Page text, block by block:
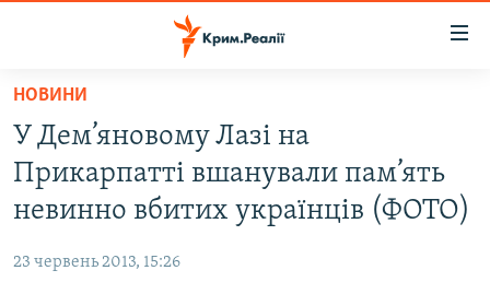
Перейти
основного
матеріалу
Перейти
до
основної
навігації
ВОДА.КРИМ
ВІДЕО ТА ФОТО
БЛОГИ
НОВИНИ
У Дем’яновому Лазі на
Прикарпатті вшанували пам’ять
невинно вбитих українців (ФОТО)
23 червень 2013, 15:26